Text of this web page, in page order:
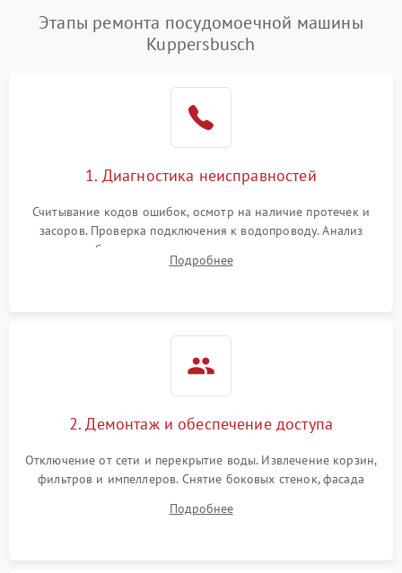
Проблемы с набором
воды
1800 ₽ Подробнее →
1700 ₽
циркуляционным насосом
2100 ₽ Подробнее →
Этапы ремонта посудомоечной машины
Kuppersbusch
1. Диагностика неисправностей
Считывание кодов ошибок, осмотр на наличие протечек и
засоров. Проверка подключения к водопроводу. Анализ
жалоб на отсутствие слива, нагрева, вращения
разбрызгивателей или срабатывание системы защиты
Подробнее
2. Демонтаж и обеспечение доступа
Отключение от сети и перекрытие воды. Извлечение корзин,
фильтров и импеллеров. Снятие боковых стенок, фасада
циркуляционному насосу, ТЭНу и сливной помпе.
Подробнее